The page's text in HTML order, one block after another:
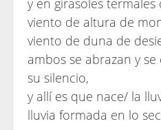
y en girasoles termales
viento de altura de
viento de duna de
ambos se abrazan y
su silencio,
y allí es que nace/ la
lluvia formada en lo